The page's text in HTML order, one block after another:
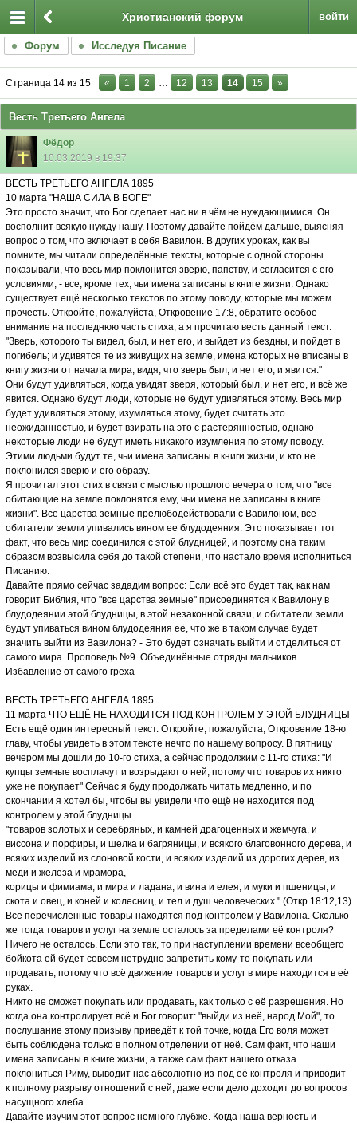
войти
Христианский форум
Форум Исследуя Писание
Страница 14 из 15 « 1 2 … 12 13 14 15 »
Весть Третьего Ангела
Фёдор
10.03.2019 в 19:37
ВЕСТЬ ТРЕТЬЕГО АНГЕЛА 1895
10 марта "НАША СИЛА В БОГЕ"
Это просто значит, что Бог сделает нас ни в чём не нуждающимися. Он
восполнит всякую нужду нашу. Поэтому давайте пойдём дальше, выясняя
вопрос о том, что включает в себя Вавилон. В других уроках, как вы
помните, мы читали определённые тексты, которые с одной стороны
показывали, что весь мир поклонится зверю, папству, и согласится с его
условиями, - все, кроме тех, чьи имена записаны в книге жизни. Однако
существует ещё несколько текстов по этому поводу, которые мы можем
прочесть. Откройте, пожалуйста, Откровение 17:8, обратите особое
внимание на последнюю часть стиха, а я прочитаю весть данный текст.
"Зверь, которого ты видел, был, и нет его, и выйдет из бездны, и пойдет в
погибель; и удивятся те из живущих на земле, имена которых не вписаны в
книгу жизни от начала мира, видя, что зверь был, и нет его, и явится."
Они будут удивляться, когда увидят зверя, который был, и нет его, и всё же
явится. Однако будут люди, которые не будут удивляться этому. Весь мир
будет удивляться этому, изумляться этому, будет считать это
неожиданностью, и будет взирать на это с растерянностью, однако
некоторые люди не будут иметь никакого изумления по этому поводу.
Этими людьми будут те, чьи имена записаны в книги жизни, и кто не
поклонился зверю и его образу.
Я прочитал этот стих в связи с мыслью прошлого вечера о том, что "все
обитающие на земле поклонятся ему, чьи имена не записаны в книге
жизни". Все царства земные прелюбодействовали с Вавилоном, все
обитатели земли упивались вином ее блудодеяния. Это показывает тот
факт, что весь мир соединился с этой блудницей, и поэтому она таким
образом возвысила себя до такой степени, что настало время исполниться
Писанию.
Давайте прямо сейчас зададим вопрос: Если всё это будет так, как нам
говорит Библия, что "все царства земные" присоединятся к Вавилону в
блудодеянии этой блудницы, в этой незаконной связи, и обитатели земли
будут упиваться вином блудодеяния её, что же в таком случае будет
значить выйти из Вавилона? - Это будет означать выйти и отделиться от
самого мира. Проповедь №9. Объединённые отряды мальчиков.
Избавление от самого греха
ВЕСТЬ ТРЕТЬЕГО АНГЕЛА 1895
11 марта ЧТО ЕЩЁ НЕ НАХОДИТСЯ ПОД КОНТРОЛЕМ У ЭТОЙ БЛУДНИЦЫ
Есть ещё один интересный текст. Откройте, пожалуйста, Откровение 18-ю
главу, чтобы увидеть в этом тексте нечто по нашему вопросу. В пятницу
вечером мы дошли до 10-го стиха, а сейчас продолжим с 11-го стиха: "И
купцы земные восплачут и возрыдают о ней, потому что товаров их никто
уже не покупает" Сейчас я буду продолжать читать медленно, и по
окончании я хотел бы, чтобы вы увидели что ещё не находится под
контролем у этой блудницы.
"товаров золотых и серебряных, и камней драгоценных и жемчуга, и
виссона и порфиры, и шелка и багряницы, и всякого благовонного дерева, и
всяких изделий из слоновой кости, и всяких изделий из дорогих дерев, из
меди и железа и мрамора,
корицы и фимиама, и мира и ладана, и вина и елея, и муки и пшеницы, и
скота и овец, и коней и колесниц, и тел и душ человеческих." (Откр.18:12,13)
Все перечисленные товары находятся под контролем у Вавилона. Сколько
же тогда товаров и услуг на земле осталось за пределами её контроля?
Ничего не осталось. Если это так, то при наступлении времени всеобщего
бойкота ей будет совсем нетрудно запретить кому-то покупать или
продавать, потому что всё движение товаров и услуг в мире находится в её
руках.
Никто не сможет покупать или продавать, как только с её разрешения. Но
когда она контролирует всё и Бог говорит: "выйди из неё, народ Мой", то
послушание этому призыву приведёт к той точке, когда Его воля может
быть соблюдена только в полном отделении от неё. Сам факт, что наши
имена записаны в книге жизни, а также сам факт нашего отказа
поклониться Риму, выводит нас абсолютно из-под её контроля и приводит
к полному разрыву отношений с ней, даже если дело доходит до вопросов
насущного хлеба.
Давайте изучим этот вопрос немного глубже. Когда наша верность и